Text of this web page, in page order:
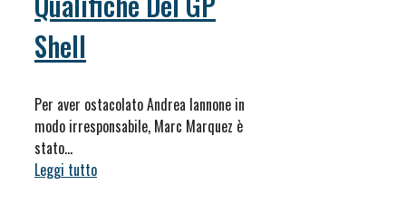
Shell
Per aver ostacolato Andrea Iannone in
modo irresponsabile, Marc Marquez è
stato…
Leggi tutto